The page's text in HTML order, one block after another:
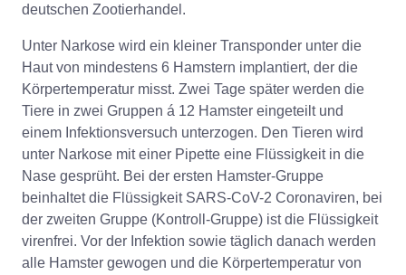
deutschen Zootierhandel.
Unter Narkose wird ein kleiner Transponder unter die
Haut von mindestens 6 Hamstern implantiert, der die
Körpertemperatur misst. Zwei Tage später werden die
Tiere in zwei Gruppen á 12 Hamster eingeteilt und
einem Infektionsversuch unterzogen. Den Tieren wird
unter Narkose mit einer Pipette eine Flüssigkeit in die
Nase gesprüht. Bei der ersten Hamster-Gruppe
beinhaltet die Flüssigkeit SARS-CoV-2 Coronaviren, bei
der zweiten Gruppe (Kontroll-Gruppe) ist die Flüssigkeit
virenfrei. Vor der Infektion sowie täglich danach werden
alle Hamster gewogen und die Körpertemperatur von